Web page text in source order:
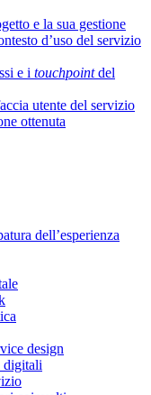
e la sua gestione
d’uso del servizio
e i touchpointdel
utente del servizio
ottenuta
dell’esperienza
design
digitali